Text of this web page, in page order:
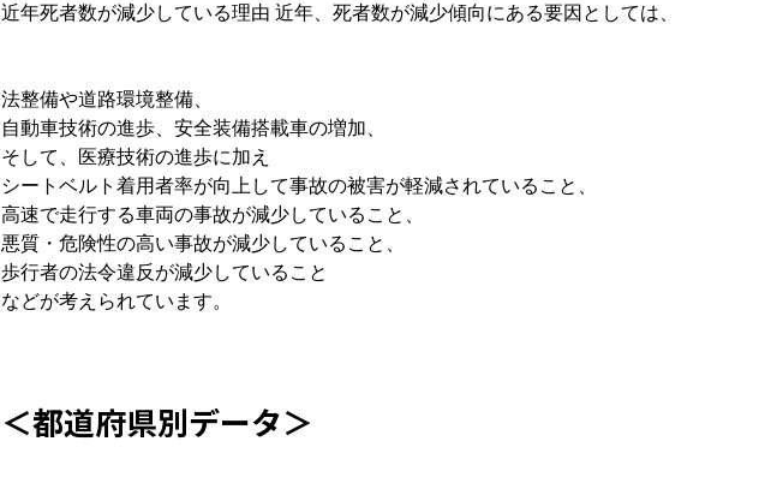
近年死者数が減少している理由 近年、死者数が減少傾向にある要因としては、
法整備や道路環境整備、
自動車技術の進歩、安全装備搭載車の増加、
そして、医療技術の進歩に加え
シートベルト着用者率が向上して事故の被害が軽減されていること、
高速で走行する車両の事故が減少していること、
悪質・危険性の高い事故が減少していること、
歩行者の法令違反が減少していること
などが考えられています。
＜都道府県別データ＞